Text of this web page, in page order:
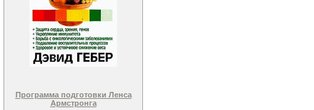
Программа подготовки Ленса
Армстронга